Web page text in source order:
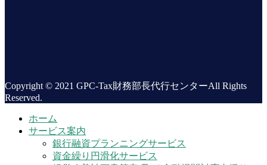
Copyright © 2021 GPC-Tax財務部長代行センターAll Rights
Reserved.
ホーム
サービス案内
銀行融資プランニングサービス
資金繰り円滑化サービス